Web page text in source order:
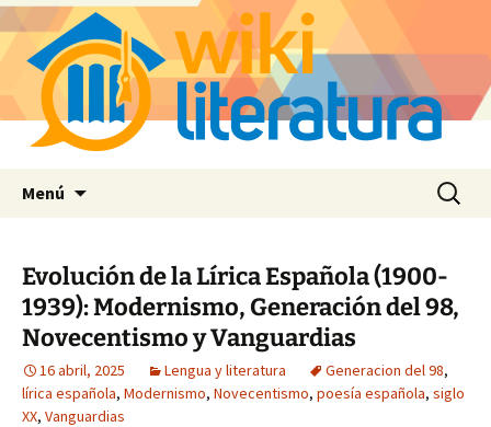
Menú Buscar:
Evolución de la Lírica Española (1900-
1939): Modernismo, Generación del 98,
Novecentismo y Vanguardias
16 abril, 2025 Lengua y literatura Generacion del 98,
lírica española, Modernismo, Novecentismo, poesía española, siglo
XX, Vanguardias